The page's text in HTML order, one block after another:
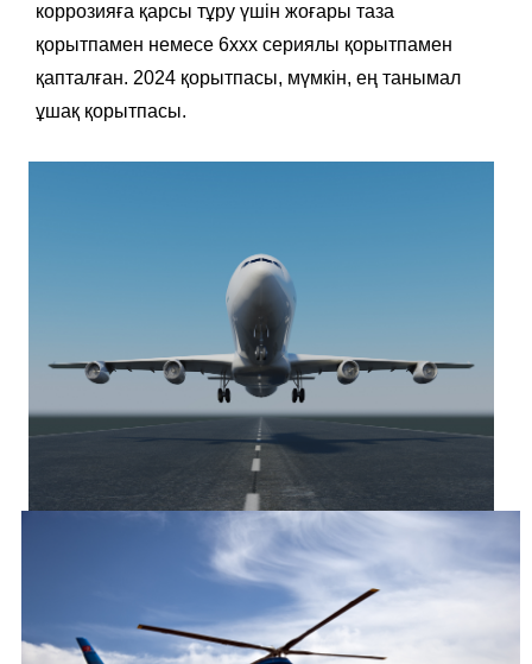
коррозияға қарсы тұру үшін жоғары таза
қорытпамен немесе 6xxx сериялы қорытпамен
қапталған. 2024 қорытпасы, мүмкін, ең танымал
ұшақ қорытпасы.